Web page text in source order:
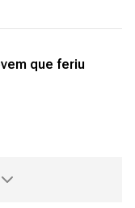
que feriu